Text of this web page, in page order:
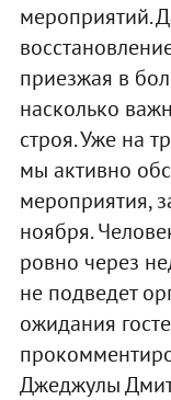
мероприятий.
приезжая в
насколько
строя. Уже на
мы активно
мероприятия,
ноября.
ровно через
не подведет
ожидания
Джеджулы